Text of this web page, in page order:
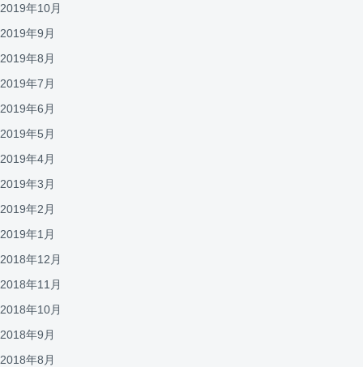
2019年10月
2019年9月
2019年8月
2019年7月
2019年6月
2019年5月
2019年4月
2019年3月
2019年2月
2019年1月
2018年12月
2018年11月
2018年10月
2018年9月
2018年8月